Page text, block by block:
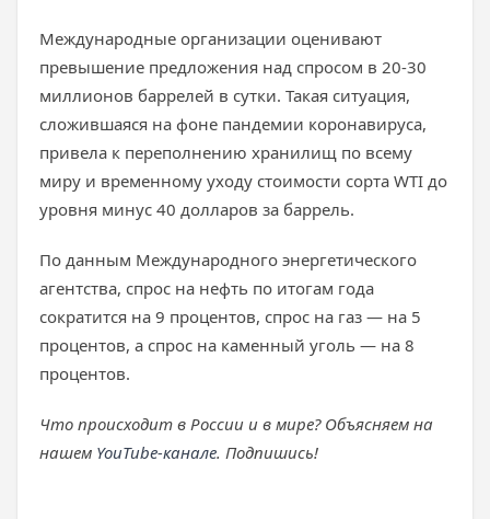
Международные организации оценивают
превышение предложения над спросом в 20-30
миллионов баррелей в сутки. Такая ситуация,
сложившаяся на фоне пандемии коронавируса,
привела к переполнению хранилищ по всему
миру и временному уходу стоимости сорта WTI до
уровня минус 40 долларов за баррель.
По данным Международного энергетического
агентства, спрос на нефть по итогам года
сократится на 9 процентов, спрос на газ — на 5
процентов, а спрос на каменный уголь — на 8
процентов.
Что происходит в России и в мире? Объясняем на
нашем YouTube-канале. Подпишись!